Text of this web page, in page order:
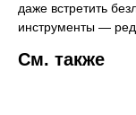
даже встретить
инструменты —
См. также